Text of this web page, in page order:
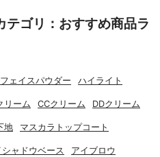
テゴリ：おすすめ商品ラ
フェイスパウダー ハイライト
リーム CCクリーム DDクリーム
地 マスカラトップコート
シャドウベース アイブロウ